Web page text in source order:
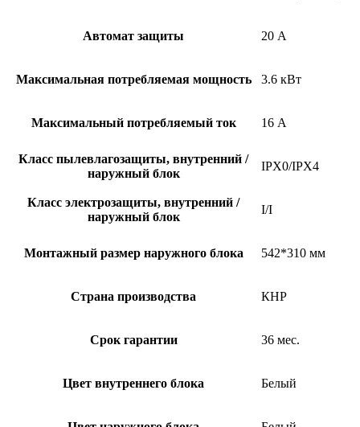
Автомат защиты 20 А
Максимальная потребляемая мощность 3.6 кВт
Максимальный потребляемый ток 16 А
Класс пылевлагозащиты, внутренний /
наружный блок
IPX0/IPX4
Класс электрозащиты, внутренний /
наружный блок
I/I
Монтажный размер наружного блока 542*310 мм
Страна производства КНР
Срок гарантии 36 мес.
Цвет внутреннего блока Белый